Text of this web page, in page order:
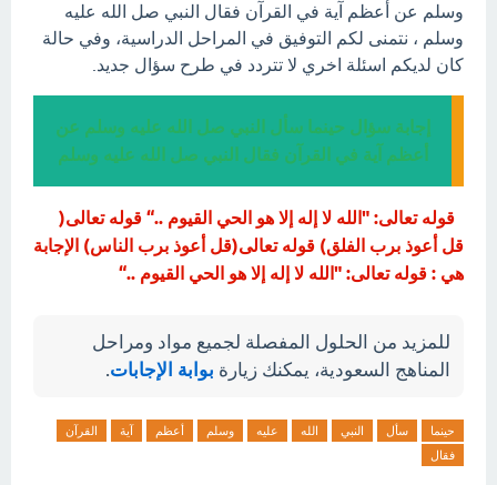
وسلم عن أعظم آية في القرآن فقال النبي صل الله عليه
وسلم ، نتمنى لكم التوفيق في المراحل الدراسية، وفي حالة
كان لديكم اسئلة اخري لا تتردد في طرح سؤال جديد.
إجابة سؤال حينما سأل النبي صل الله عليه وسلم عن
أعظم آية في القرآن فقال النبي صل الله عليه وسلم
قوله تعالى: "الله لا إله إلا هو الحي القيوم ..“ قوله تعالى(
قل أعوذ برب الفلق) قوله تعالى(قل أعوذ برب الناس) الإجابة
هي : قوله تعالى: "الله لا إله إلا هو الحي القيوم ..“
للمزيد من الحلول المفصلة لجميع مواد ومراحل
المناهج السعودية، يمكنك زيارة بوابة الإجابات.
حينما سأل النبي الله عليه وسلم أعظم آية
القرآن
فقال